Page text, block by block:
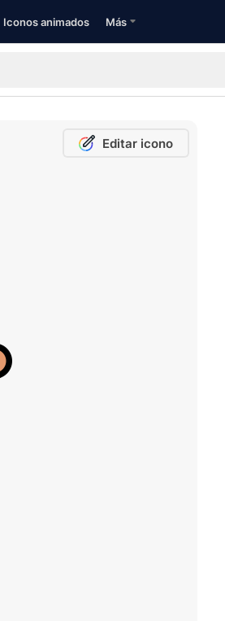
Iconos animados Más
Editar icono